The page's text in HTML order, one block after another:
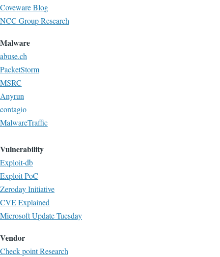
Coveware Blog
NCC Group Research
Malware
abuse.ch
PacketStorm
MSRC
Anyrun
contagio
MalwareTraffic
Vulnerability
Exploit-db
Exploit PoC
Zeroday Initiative
CVE Explained
Microsoft Update Tuesday
Vendor
Check point Research